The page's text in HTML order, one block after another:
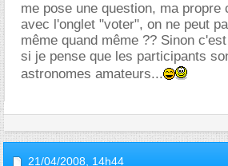
me pose une question, ma propre
avec l'onglet "voter", on ne peut
même quand même ?? Sinon
si je pense que les participants
astronomes amateurs...
21/04/2008, 14h44